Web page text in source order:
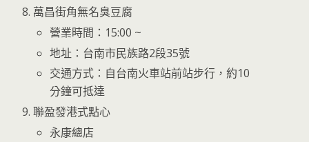
萬昌街角無名臭豆腐
營業時間：15:00 ~
地址：台南市民族路2段35號
交通方式：自台南火車站前站步行，約10
分鐘可抵達
聯盈發港式點心
永康總店